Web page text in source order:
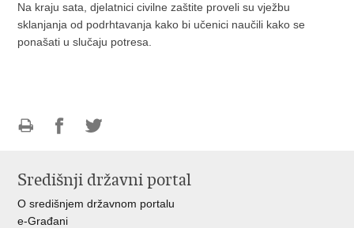
Na kraju sata, djelatnici civilne zaštite proveli su vježbu
sklanjanja od podrhtavanja kako bi učenici naučili kako se
ponašati u slučaju potresa.
FacebookuTwitteru
Središnji državni portal
O središnjem državnom portalu
e-Građani